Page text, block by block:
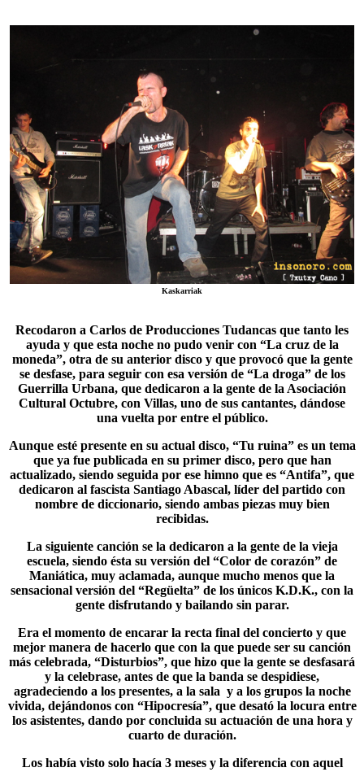
Kaskarriak
Recodaron a Carlos de Producciones Tudancas que tanto les
ayuda y que esta noche no pudo venir con “La cruz de la
moneda”, otra de su anterior disco y que provocó que la gente
se desfase, para seguir con esa versión de “La droga” de los
Guerrilla Urbana, que dedicaron a la gente de la Asociación
Cultural Octubre, con Villas, uno de sus cantantes, dándose
una vuelta por entre el público.
Aunque esté presente en su actual disco, “Tu ruina” es un tema
que ya fue publicada en su primer disco, pero que han
actualizado, siendo seguida por ese himno que es “Antifa”, que
dedicaron al fascista Santiago Abascal, líder del partido con
nombre de diccionario, siendo ambas piezas muy bien
recibidas.
La siguiente canción se la dedicaron a la gente de la vieja
escuela, siendo ésta su versión del “Color de corazón” de
Maniática, muy aclamada, aunque mucho menos que la
sensacional versión del “Regüelta” de los únicos K.D.K., con la
gente disfrutando y bailando sin parar.
Era el momento de encarar la recta final del concierto y que
mejor manera de hacerlo que con la que puede ser su canción
más celebrada, “Disturbios”, que hizo que la gente se desfasará
y la celebrase, antes de que la banda se despidiese,
agradeciendo a los presentes, a la sala y a los grupos la noche
vivida, dejándonos con “Hipocresía”, que desató la locura entre
los asistentes, dando por concluida su actuación de una hora y
cuarto de duración.
Los había visto solo hacía 3 meses y la diferencia con aquel